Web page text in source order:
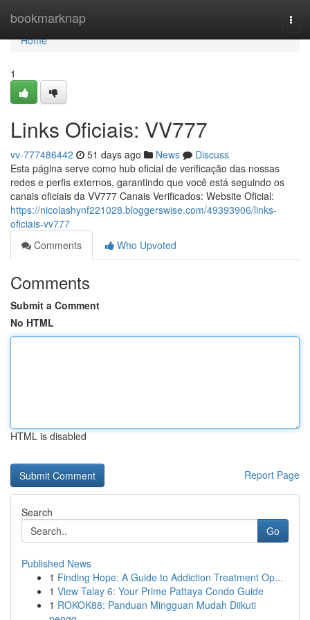
bookmarknap
Home
Home
1
Links Oficiais: VV777
vv-777486442 51 days ago News
Discuss
Esta página serve como hub oficial de verificação das nossas
redes e perfis externos, garantindo que você está seguindo os
canais oficiais da VV777 Canais Verificados: Website Oficial:
https://nicolashynf221028.bloggerswise.com/49393906/links-
oficiais-vv777
Comments
Who Upvoted
Comments
Submit a Comment
No HTML
HTML is disabled
Report Page
Search
Go
Published News
1 Finding Hope: A Guide to Addiction Treatment Op...
1 View Talay 6: Your Prime Pattaya Condo Guide
1 ROKOK88: Panduan Mingguan Mudah Diikuti